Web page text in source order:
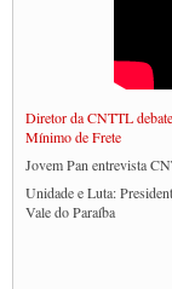
Diretor da CNTTL
Mínimo de Frete
Jovem Pan entrevista
Unidade e Luta:
Vale do Paraíba